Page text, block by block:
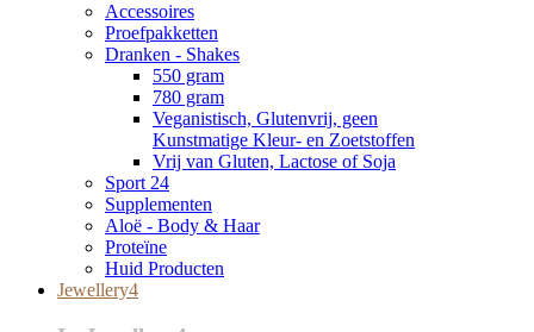
Accessoires
Proefpakketten
Dranken - Shakes
550 gram
780 gram
Veganistisch, Glutenvrij, geen
Kunstmatige Kleur- en Zoetstoffen
Vrij van Gluten, Lactose of Soja
Sport 24
Supplementen
Aloë - Body & Haar
Proteïne
Huid Producten
Jewellery4